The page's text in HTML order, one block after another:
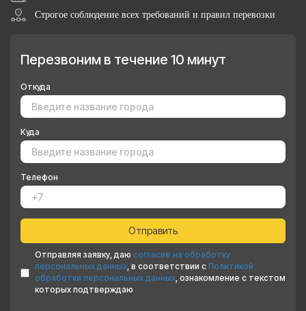
Строгое соблюдение всех требований и правил перевозки
Перезвоним в течение 10 минут
Откуда
Куда
Телефон
Отправляя заявку, даю согласие на обработку
персональных данных, в соответствии с Политикой
обработки персональных данных, ознакомление с текстом
которых подтверждаю